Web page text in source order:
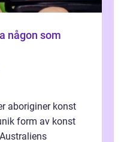
någon som
aboriginer konst
form av konst